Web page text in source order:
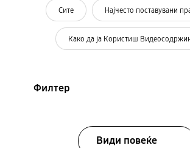
Сите Најчесто поставувани
Како да ја Користиш
Филтер
Види повеќе